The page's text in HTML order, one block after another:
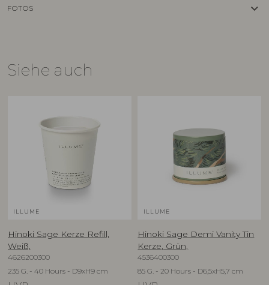
FOTOS keyboard_arrow_down
Siehe auch
ILLUME
Hinoki Sage Kerze Refill,
Weiß,
4626200300
235 G. - 40 Hours - D9xH9 cm
ILLUME
Hinoki Sage Demi Vanity Tin
Kerze, Grün,
4536400300
85 G. - 20 Hours - D6,5xH5,7 cm